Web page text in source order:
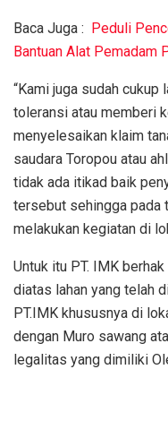
Baca Juga : Peduli
Bantuan Alat Pemadam
“Kami juga sudah
toleransi atau memberi
menyelesaikan klaim
saudara Toropou atau
tidak ada itikad baik
tersebut sehingga pada
melakukan kegiatan di
Untuk itu PT. IMK
diatas lahan yang telah
PT.IMK khususnya di
dengan Muro sawang
legalitas yang dimiliki